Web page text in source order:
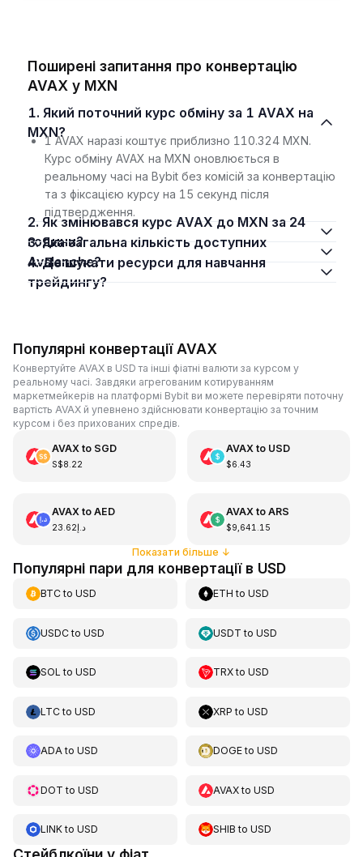
Поширені запитання про конвертацію
AVAX у MXN
1. Який поточний курс обміну за 1 AVAX на
MXN?
1 AVAX наразі коштує приблизно 110.324 MXN.
Курс обміну AVAX на MXN оновлюється в
реальному часі на Bybit без комісій за конвертацію
та з фіксацією курсу на 15 секунд після
підтвердження.
2. Як змінювався курс AVAX до MXN за 24
години?
3. Яка загальна кількість доступних
Avalanche?
4. Де шукати ресурси для навчання
трейдингу?
Популярні конвертації AVAX
Конвертуйте AVAX в USD та інші фіатні валюти за курсом у
реальному часі. Завдяки агрегованим котируванням
маркетмейкерів на платформі Bybit ви можете перевіряти поточну
вартість AVAX й упевнено здійснювати конвертацію за точним
курсом і без прихованих спредів.
AVAXto SGD
S$8.22
AVAXto USD
$6.43
AVAXto AED
د.إ23.62
AVAXto ARS
$9,641.15
Показати більше ↓
Популярні пари для конвертації в USD
BTCto USD ETH toUSD
USDCto USD USDT toUSD
SOL to USD TRXtoUSD
LTCto USD XRP toUSD
ADAto USD DOGEtoUSD
DOT to USD AVAXtoUSD
LINKto USD SHIB toUSD